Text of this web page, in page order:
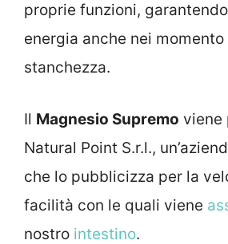
proprie funzioni,
energia anche nei
stanchezza.
Il Magnesio Supremo viene
Natural Point S.r.l.,
che lo pubblicizza per la
facilità con le quali viene
nostro intestino.